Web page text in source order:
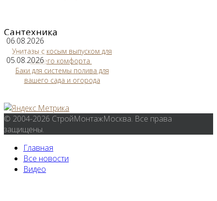
Сантехника
06.08.2026
Унитазы с косым выпуском для
вашего комфорта
05.08.2026
Баки для системы полива для
вашего сада и огорода
© 2004-2026 СтройМонтажМосква. Все права
защищены.
Главная
Все новости
Видео